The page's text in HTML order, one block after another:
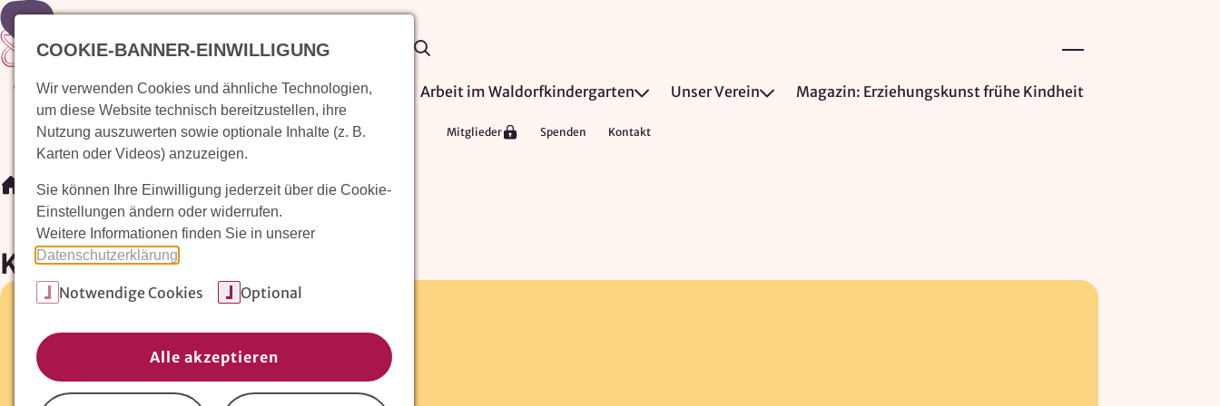
Zur Startseite
Waldorfkindergarten finden Pädagogischer Ansatz Arbeit im Waldorfkindergarten Unser Verein Magazin: Erziehungskunst frühe Kindheit
Mitglieder Spenden Kontakt
Waldorfkindergarten finden /Kinderkrippe Blaustein
Kinderkrippe Blaustein
0731 95022067
E-Mail:
waldorfschule@illerblick.de
COOKIE-BANNER-EINWILLIGUNG
Wir verwenden Cookies und ähnliche Technologien,
um diese Website technisch bereitzustellen, ihre
Nutzung auszuwerten sowie optionale Inhalte (z. B.
Karten oder Videos) anzuzeigen.
Sie können Ihre Einwilligung jederzeit über die Cookie-
Einstellungen ändern oder widerrufen.
Weitere Informationen finden Sie in unserer
Datenschutzerklärung
Notwendige Cookies Optional
Alle akzeptieren